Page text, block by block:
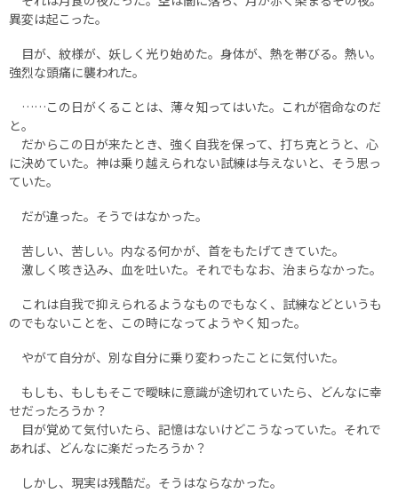
異変は起こった。
目が、紋様が、妖しく光り始めた。身体が、熱を帯びる。熱い。
強烈な頭痛に襲われた。
……この日がくることは、薄々知ってはいた。これが宿命なのだ
と。
だからこの日が来たとき、強く自我を保って、打ち克とうと、心
に決めていた。神は乗り越えられない試練は与えないと、そう思っ
ていた。
だが違った。そうではなかった。
苦しい、苦しい。内なる何かが、首をもたげてきていた。
激しく咳き込み、血を吐いた。それでもなお、治まらなかった。
これは自我で抑えられるようなものでもなく、試練などというも
のでもないことを、この時になってようやく知った。
やがて自分が、別な自分に乗り変わったことに気付いた。
もしも、もしもそこで曖昧に意識が途切れていたら、どんなに幸
せだったろうか？
目が覚めて気付いたら、記憶はないけどこうなっていた。それで
あれば、どんなに楽だったろうか？
しかし、現実は残酷だ。そうはならなかった。